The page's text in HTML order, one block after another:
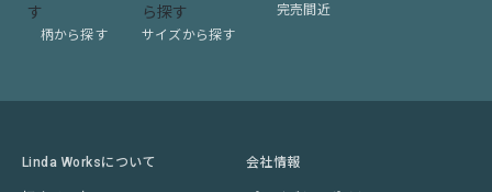
柄から探す サイズから探す
完売間近
Linda Worksについて 会社情報